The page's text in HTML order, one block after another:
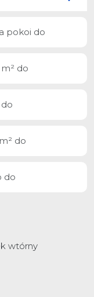
wtórny